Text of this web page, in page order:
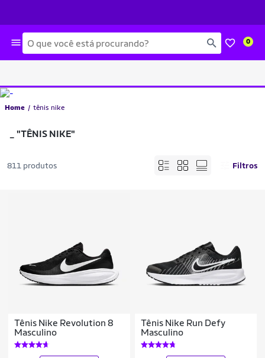
Busca 0
Home tênis nike
"TÊNIS NIKE"
811 produtos Filtros
Tênis Nike Revolution 8
Masculino
Tênis Nike Run Defy
Masculino